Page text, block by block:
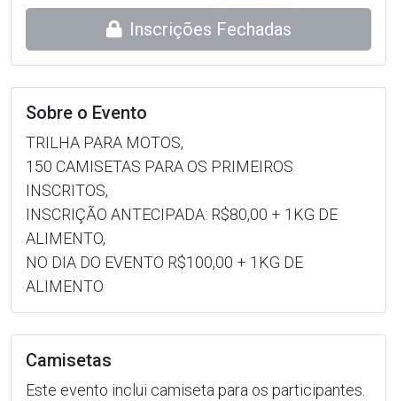
Inscrições Fechadas
Sobre o Evento
TRILHA PARA MOTOS,
150 CAMISETAS PARA OS PRIMEIROS
INSCRITOS,
INSCRIÇÃO ANTECIPADA: R$80,00 + 1KG DE
ALIMENTO,
NO DIA DO EVENTO R$100,00 + 1KG DE
ALIMENTO
Camisetas
Este evento inclui camiseta para os participantes.